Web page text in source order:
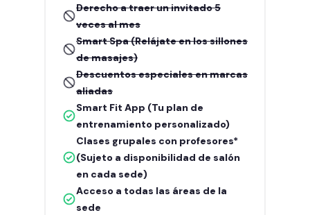
Derecho a traer un invitado 5
veces al mes
Smart Spa (Relájate en los sillones
de masajes)
Descuentos especiales en marcas
aliadas
Smart Fit App (Tu plan de
entrenamiento personalizado)
Clases grupales con profesores*
(Sujeto a disponibilidad de salón
en cada sede)
Acceso a todas las áreas de la
sede